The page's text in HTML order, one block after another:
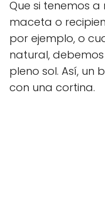
Que si tenemos
maceta o
por ejemplo, o
natural,
pleno sol. Así, un
con una cortina.